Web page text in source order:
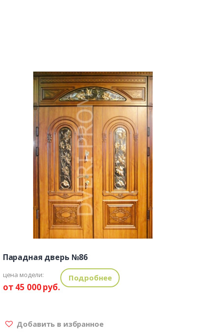
Парадная дверь №86
цена модели:
от 45 000 руб.
Подробнее
Добавить в избранное